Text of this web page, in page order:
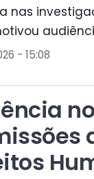
nas
- 15:08